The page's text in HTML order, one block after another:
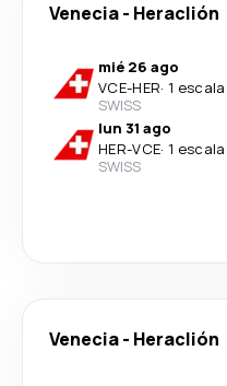
Venecia- Heraclión
mié 26 ago
VCE-HER· 1 escala
SWISS
lun 31 ago
HER-VCE· 1 escala
SWISS
Venecia- Heraclión